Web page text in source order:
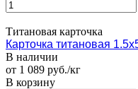
Титановая карточка
Карточка титановая
В наличии
от 1 089 руб./кг
В корзину